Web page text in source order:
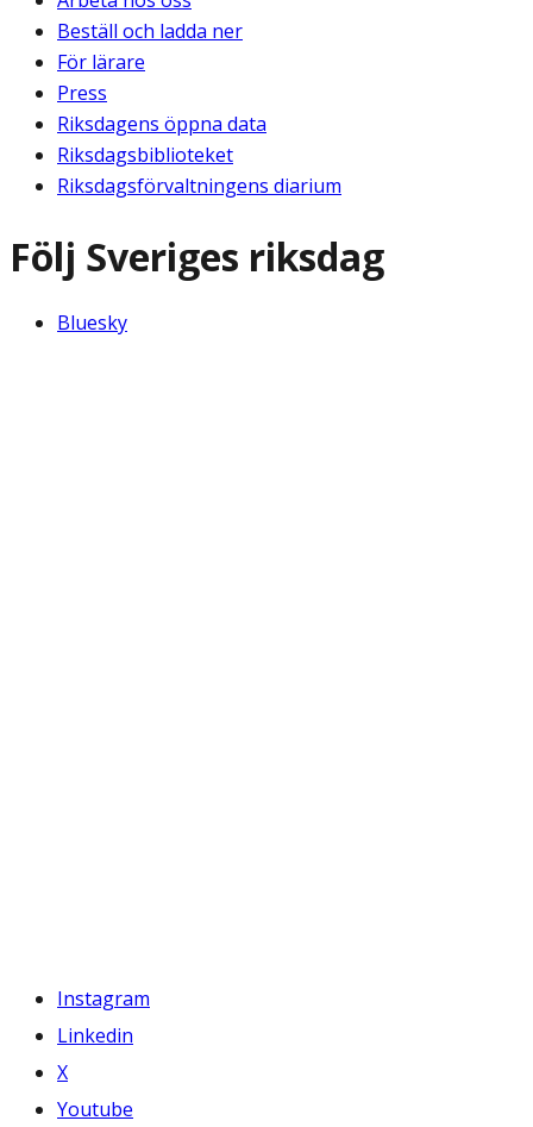
Beställ och ladda ner
För lärare
Press
Riksdagens öppna data
Riksdagsbiblioteket
Riksdagsförvaltningens diarium
Följ Sveriges riksdag
Bluesky
Instagram
Linkedin
X
Youtube